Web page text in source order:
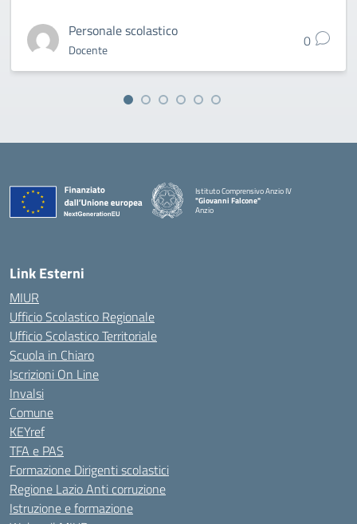
Personale scolastico
Docente 0
Istituto Comprensivo Anzio IV
"Giovanni Falcone"
Anzio
Link Esterni
MIUR
Ufficio Scolastico Regionale
Ufficio Scolastico Territoriale
Scuola in Chiaro
Iscrizioni On Line
Invalsi
Comune
KEYref
TFA e PAS
Formazione Dirigenti scolastici
Regione Lazio Anti corruzione
Istruzione e formazione